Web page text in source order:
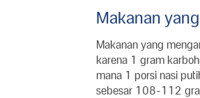
Makanan
Makanan yang
karena 1 gram
mana 1 porsi nasi
sebesar 108-112